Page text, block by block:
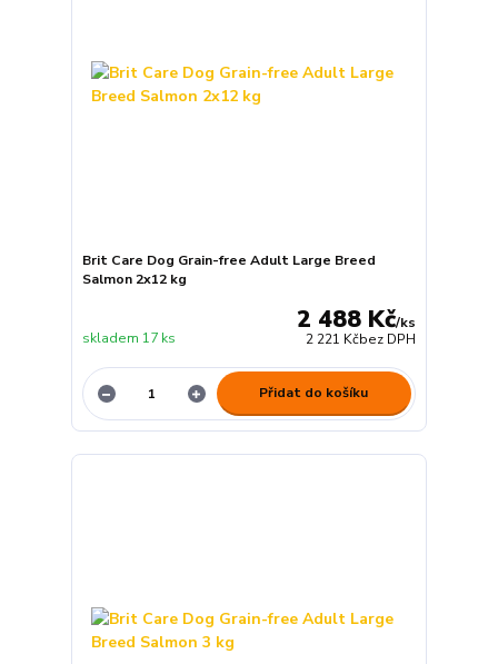
Brit Care Dog Grain-free Adult Large Breed
Salmon 2x12 kg
2 488 Kč/ks
2 221 Kčbez DPH
skladem 17 ks
Přidat do košíku